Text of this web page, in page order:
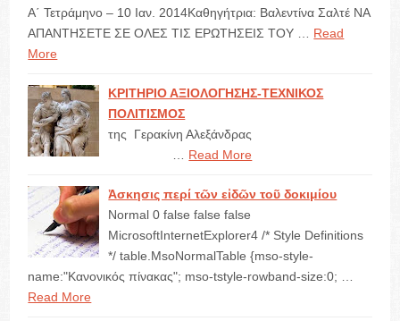
Α΄ Τετράμηνο – 10 Ιαν. 2014Καθηγήτρια: Βαλεντίνα Σαλτέ ΝΑ
ΑΠΑΝΤΗΣΕΤΕ ΣΕ ΟΛΕΣ ΤΙΣ ΕΡΩΤΗΣΕΙΣ ΤΟΥ …
Read
More
ΚΡΙΤΗΡΙΟ ΑΞΙΟΛΟΓΗΣΗΣ-ΤΕΧΝΙΚΟΣ
ΠΟΛΙΤΙΣΜΟΣ
της Γερακίνη Αλεξάνδρας
Read More
Ἀσκησις περί τῶν εἰδῶν τοῦ δοκιμίου
Normal 0 false false false
MicrosoftInternetExplorer4 /* Style Definitions
*/ table.MsoNormalTable {mso-style-
name:"Κανονικός πίνακας"; mso-tstyle-rowband-size:0; …
Read More